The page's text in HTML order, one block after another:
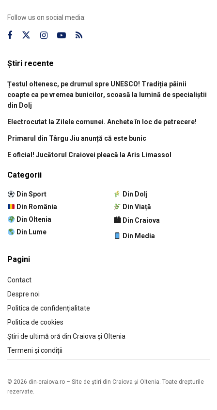
Follow us on social media:
Știri recente
Țestul oltenesc, pe drumul spre UNESCO! Tradiția pâinii
coapte ca pe vremea bunicilor, scoasă la lumină de specialiștii
din Dolj
Electrocutat la Zilele comunei. Anchete în loc de petrecere!
Primarul din Târgu Jiu anunță că este bunic
E oficial! Jucătorul Craiovei pleacă la Aris Limassol
Categorii
Din Sport
Din România
Din Oltenia
Din Lume
Din Dolj
Din Viață
🏙 Din Craiova
Din Media
Pagini
Contact
Despre noi
Politica de confidențialitate
Politica de cookies
Știri de ultimă oră din Craiova și Oltenia
Termeni și condiții
© 2026 din-craiova.ro – Site de știri din Craiova și Oltenia. Toate drepturile
rezervate.